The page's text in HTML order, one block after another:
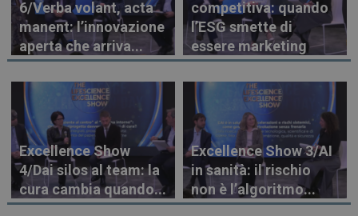
6/Verba volant, acta
manent: l’innovazione
aperta che arriva...
competitiva: quando
l’ESG smette di
essere marketing
Excellence Show
4/Dai silos al team: la
cura cambia quando...
Excellence Show 3/AI
in sanità: il rischio
non è l’algoritmo...